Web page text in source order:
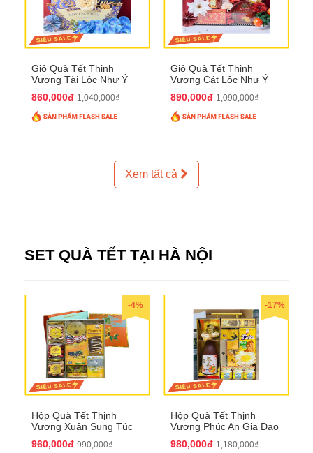
Giỏ Quà Tết Thịnh
Vượng Tài Lộc Như Ý
860,000đ 1,040,000₫
Giỏ Quà Tết Thịnh
Vượng Cát Lộc Như Ý
890,000đ 1,090,000₫
Xem tất cả
SET QUÀ TẾT TẠI HÀ NỘI
-4%
Hộp Quà Tết Thịnh
Vượng Xuân Sung Túc
960,000đ 990,000₫
-17%
Hộp Quà Tết Thịnh
Vượng Phúc An Gia Đạo
980,000đ 1,180,000₫